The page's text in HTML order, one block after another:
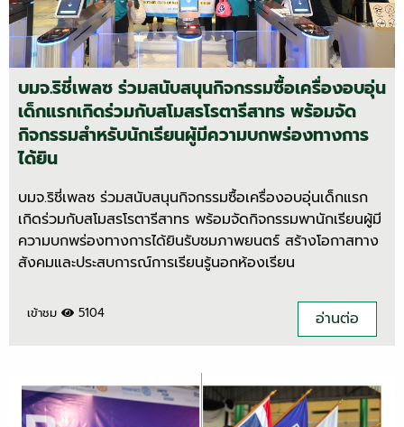
บมจ.ริชี่เพลซ ร่วมสนับสนุนกิจกรรมซื้อเครื่องอบอุ่น
เด็กแรกเกิดร่วมกับสโมสรโรตารีสาทร พร้อมจัด
กิจกรรมสำหรับนักเรียนผู้มีความบกพร่องทางการ
ได้ยิน
บมจ.ริชี่เพลซ ร่วมสนับสนุนกิจกรรมซื้อเครื่องอบอุ่นเด็กแรก
เกิดร่วมกับสโมสรโรตารีสาทร พร้อมจัดกิจกรรมพานักเรียนผู้มี
ความบกพร่องทางการได้ยินรับชมภาพยนตร์ สร้างโอกาสทาง
สังคมและประสบการณ์การเรียนรู้นอกห้องเรียน
เข้าชม 5104 อ่านต่อ